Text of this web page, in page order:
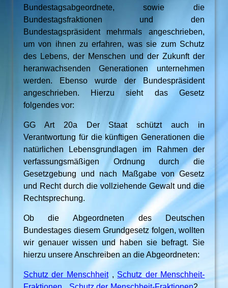
Bundestagsabgeordnete, sowie die
Bundestagsfraktionen und den
Bundestagspräsident mehrmals angeschrieben,
um von ihnen zu erfahren, was sie zum Schutz
des Lebens, der Menschen und der Zukunft der
heranwachsenden Generationen unternehmen
werden. Ebenso wurde der Bundespräsident
angeschrieben. Hierzu sieht das Gesetz
folgendes vor:
GG Art 20a Der Staat schützt auch in
Verantwortung für die künftigen Generationen die
natürlichen Lebensgrundlagen im Rahmen der
verfassungsmäßigen Ordnung durch die
Gesetzgebung und nach Maßgabe von Gesetz
und Recht durch die vollziehende Gewalt und die
Rechtsprechung.
Ob die Abgeordneten des Deutschen
Bundestages diesem Grundgesetz folgen, wollten
wir genauer wissen und haben sie befragt. Sie
hierzu unsere Anschreiben an die Abgeordneten:
Schutz der Menschheit, Schutz der Menschheit-